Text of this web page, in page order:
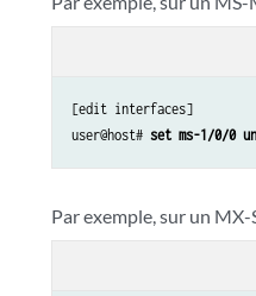
[edit interfaces]
user@host# set ms-1/0/0
Par exemple, sur un MX-